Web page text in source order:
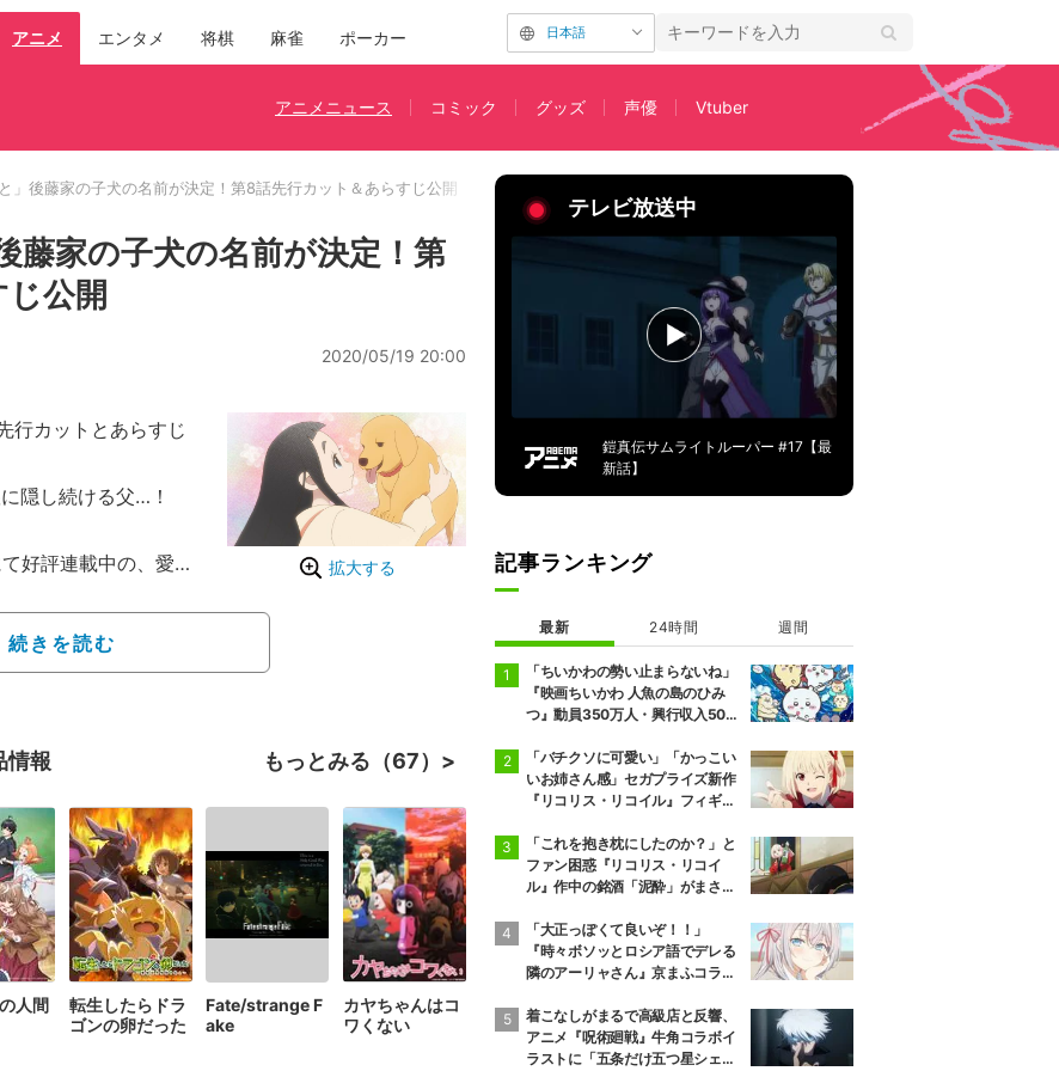
アニメ エンタメ 将棋 麻雀 ポーカー 日本語
アニメニュース コミック グッズ 声優 Vtuber
」後藤家の子犬の名前が決定！第8話先行カット＆あらすじ公開
藤家の子犬の名前が決定！第
公開
2020/05/19 20:00
拡大する
行カットとあらすじ
隠し続ける父…！
好評連載中の、愛と
後藤可久士。一人娘
も、愛娘・姫が最優
愛と笑い、ちょっと
続きを読む
情報 もっとみる（67）
人間
転生したらドラ
ゴンの卵だった
Fate/strange F
ake
カヤちゃんはコ
ワくない
テレビ放送中
鎧真伝サムライトルーパー #17【最
新話】
記事ランキング
最新 24時間 週間
「ちいかわの勢い止まらないね」
『映画ちいかわ 人魚の島のひみ
つ』動員350万人・興行収入50億
「バチクソに可愛い」「かっこい
いお姉さん感」セガプライズ新作
『リコリス・リコイル』フィギュ
「これを抱き枕にしたのか？」と
ファン困惑『リコリス・リコイ
ル』作中の銘酒「泥酔」がまさか
「大正っぽくて良いぞ！！」
『時々ボソッとロシア語でデレる
隣のアーリャさん』京まふコラボ
着こなしがまるで高級店と反響、
アニメ『呪術廻戦』牛角コラボイ
ラストに「五条だけ五つ星シェ